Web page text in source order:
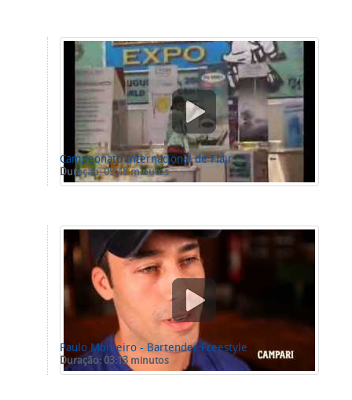
Campeonato Internacional de Flair
Duração: 09:48 minutos
Paulo Monteiro - Bartender Freestyle
Duração: 03:13 minutos